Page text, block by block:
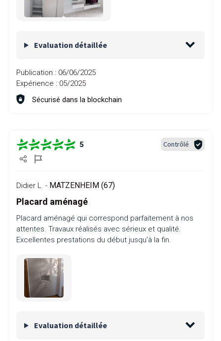
Evaluation détaillée
Publication : 06/06/2025
Expérience : 05/2025
Sécurisé dans la blockchain
5 Contrôlé
Didier L. - MATZENHEIM (67)
Placard aménagé
Placard aménagé qui correspond parfaitement à nos
attentes. Travaux réalisés avec sérieux et qualité.
Excellentes prestations du début jusqu’à la fin.
Evaluation détaillée